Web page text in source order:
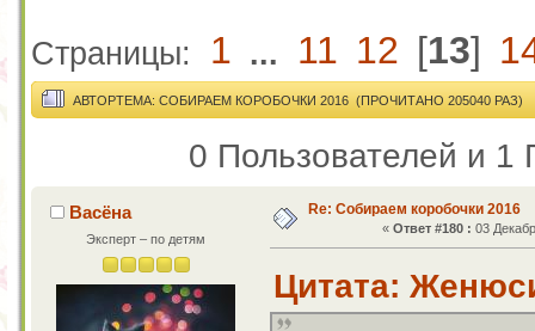
Страницы: 1 ... 11 12 [13]
АВТОРТЕМА: СОБИРАЕМ КОРОБОЧКИ 2016 (ПРОЧИТАНО 205040 РАЗ)
0 Пользователей и 1
Васёна
Эксперт – по детям
Re: Собираем коробочки 2016
« Ответ #180 : 03
Цитата: